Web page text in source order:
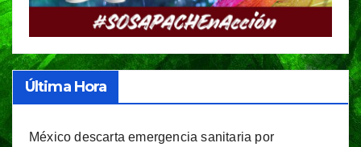
Última Hora
México descarta emergencia sanitaria por